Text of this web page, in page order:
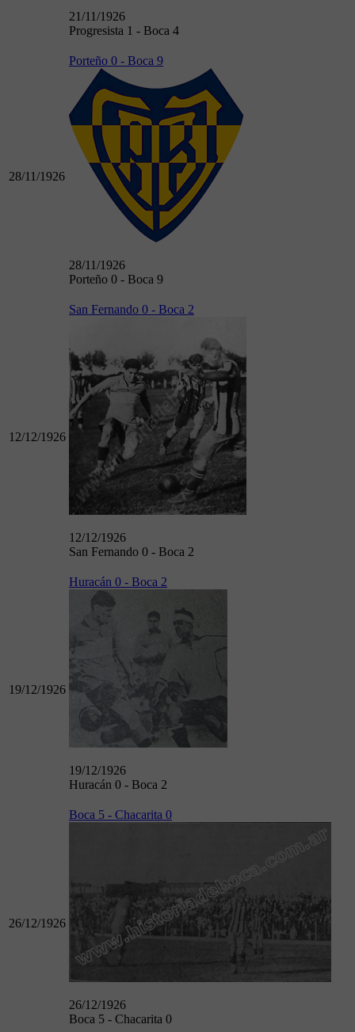
21/11/1926
Progresista 1 - Boca 4
28/11/1926
Porteño 0 - Boca 9
28/11/1926
Porteño 0 - Boca 9
12/12/1926
San Fernando 0 - Boca 2
12/12/1926
San Fernando 0 - Boca 2
19/12/1926
Huracán 0 - Boca 2
19/12/1926
Huracán 0 - Boca 2
26/12/1926
Boca 5 - Chacarita 0
26/12/1926
Boca 5 - Chacarita 0